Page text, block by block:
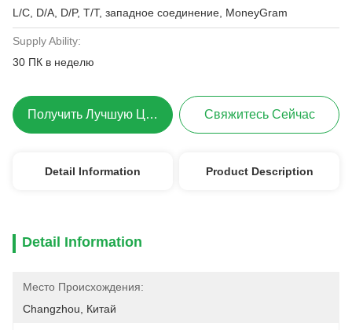
L/C, D/A, D/P, T/T, западное соединение, MoneyGram
Supply Ability:
30 ПК в неделю
Получить Лучшую Цену Свяжитесь Сейчас
Detail Information Product Description
Detail Information
Место Происхождения:
Changzhou, Китай